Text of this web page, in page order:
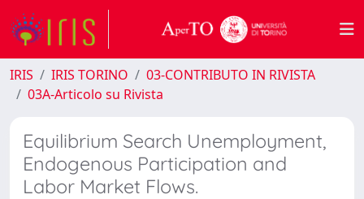
IRIS IRIS TORINO
03-CONTRIBUTO IN RIVISTA
03A-Articolo su Rivista
Equilibrium Search Unemployment,
Endogenous Participation and
Labor Market Flows.